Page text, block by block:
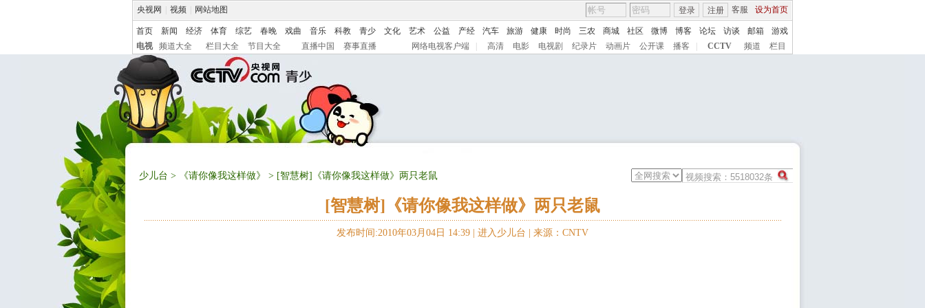
央视网 视频 网站地图 客服 设为首页
登录 注册
首页 新闻 经济 体育 综艺 春晚 戏曲 音乐 科教 青少 文化 艺术 公益 产经 汽车 旅游 健康 时尚 三农 商城 社区 微博 博客 论坛 访谈 邮箱
游戏
电视
频道大全 栏目大全 节目大全 直播中国 赛事直播 网络电视客户端 高清 电影 电视剧 纪录片 动画片 公开课 播客 CCTV 频道 栏目
少儿台 > 《请你像我这样做》 > [智慧树]《请你像我这样做》两只老鼠
[智慧树]《请你像我这样做》两只老鼠
发布时间:2010年03月04日 14:39 | 进入少儿台 来源：CNTV